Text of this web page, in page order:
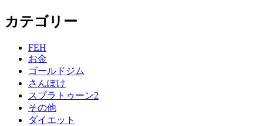
カテゴリー
FEH
お金
ゴールドジム
さんぽけ
スプラトゥーン2
その他
ダイエット